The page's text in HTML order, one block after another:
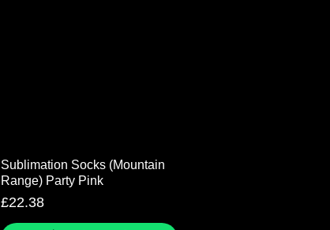
ดูข้อมูลด่วน
Sublimation Socks (Mountain
Range) Party Pink
ราคา
£22.38